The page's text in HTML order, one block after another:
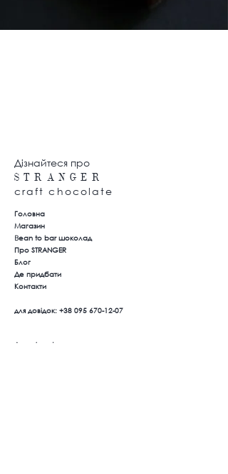
Дізнайтеся про
S T R A N G E R
craft chocolate
Головна
Магазин
Bean to bar шоколад
Про STRANGER
Блог
Де придбати
Контакти
для довідок: +38 095 670-12-07
Договір оферти